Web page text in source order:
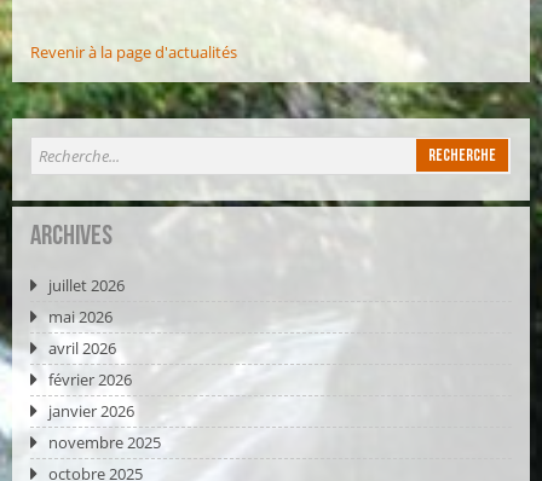
Revenir à la page d'actualités
Archives
juillet 2026
mai 2026
avril 2026
février 2026
janvier 2026
novembre 2025
octobre 2025